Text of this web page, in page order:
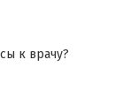
к врачу?